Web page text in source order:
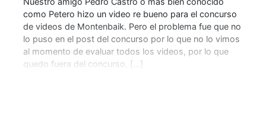
como Petero hizo un video re bueno para el concurso
de videos de Montenbaik. Pero el problema fue que no
lo puso en el post del concurso por lo que no lo vimos
al momento de evaluar todos los videos, por lo que
quedo fuera del concurso, […]